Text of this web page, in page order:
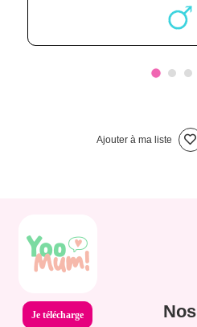
Ajouter à ma liste
Je télécharge
Nos